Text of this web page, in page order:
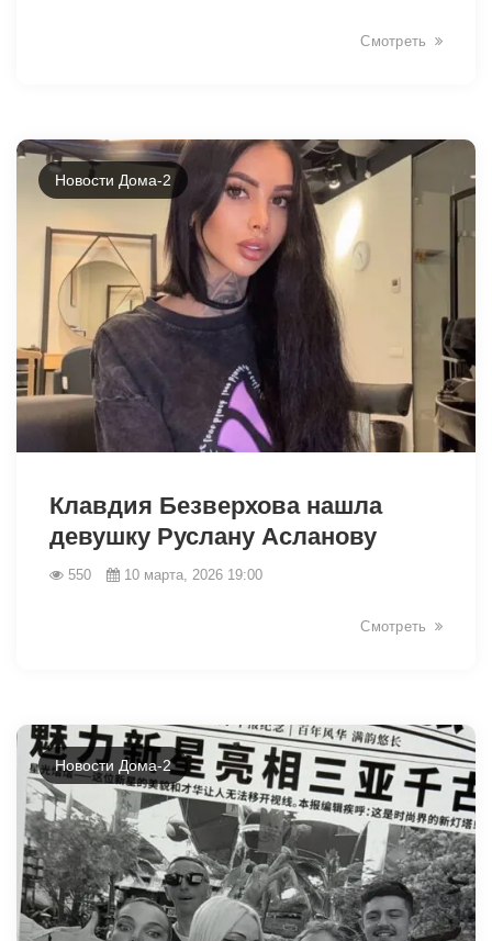
Смотреть
Новости Дома-2
Клавдия Безверхова нашла
девушку Руслану Асланову
550 10 марта, 2026 19:00
Смотреть
Новости Дома-2